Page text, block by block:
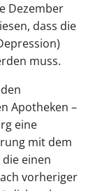
Dezember
dass die
muss.
Apotheken –
eine
mit dem
einen
vorheriger